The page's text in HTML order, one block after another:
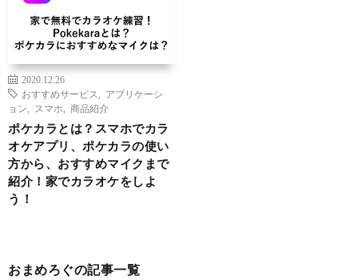
2020.12.26
おすすめサービス
アプリケーシ
ョン
スマホ 商品紹介
ポケカラとは？スマホでカラ
オケアプリ、ポケカラの使い
方から、おすすめマイクまで
紹介！家でカラオケをしよ
う！
おまめろぐの記事一覧